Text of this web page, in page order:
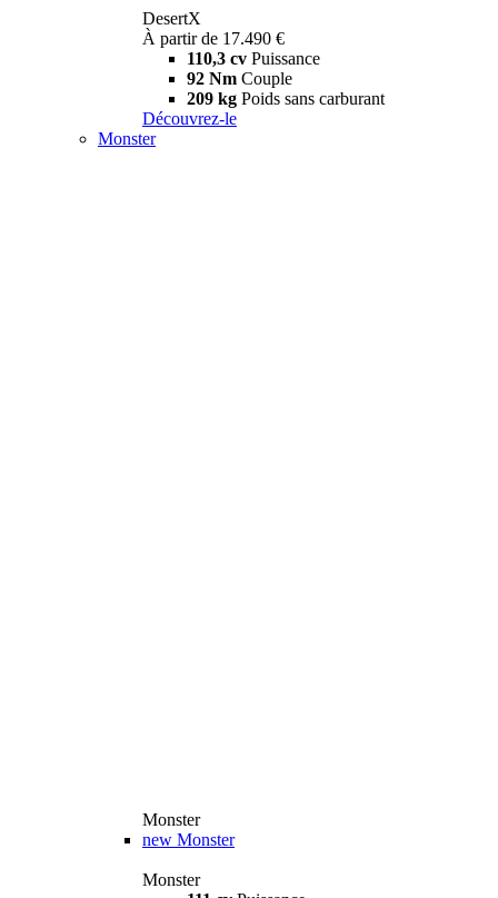
DesertX
À partir de 17.490 €
110,3 cv Puissance
92 Nm Couple
209 kg Poids sans carburant
Découvrez-le
Monster
Monster
new Monster
Monster